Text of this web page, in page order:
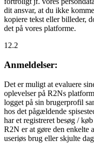
dit ansvar, at du ikke
kopiere tekst eller billeder,
det på vores platforme.
12.2
Anmeldelser:
Det er muligt at evaluere
oplevelser på R2Ns
logget på sin brugerprofil
hos det pågældende
har et registreret besøg /
R2N er at gøre den enkelte
useriøs brug eller skjulte